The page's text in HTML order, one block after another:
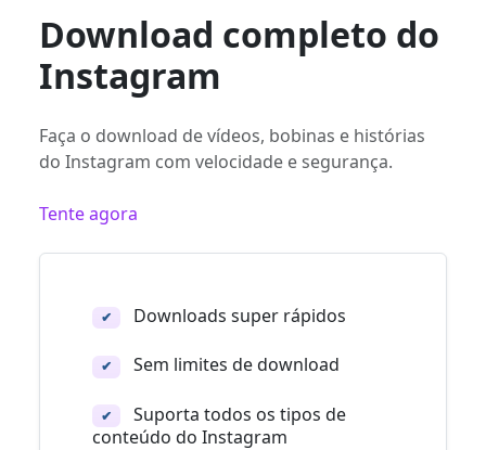
Download completo do
Instagram
Faça o download de vídeos, bobinas e histórias
do Instagram com velocidade e segurança.
Tente agora
✔ Downloads super rápidos
✔ Sem limites de download
✔
Suporta todos os tipos de
conteúdo do Instagram